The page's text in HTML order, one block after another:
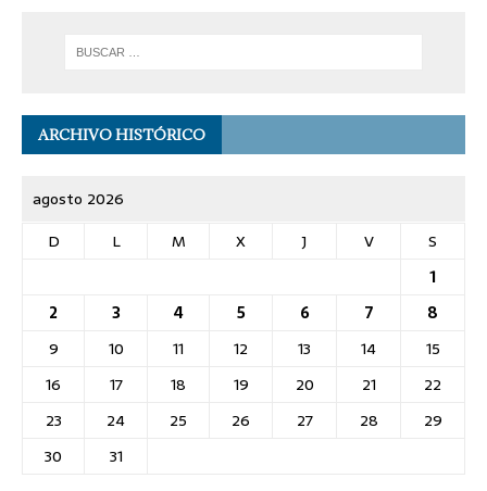
ARCHIVO HISTÓRICO
agosto 2026
D
L M X J V
S
1
2
3 4 5 6 7
8
9
10 11 12 13 14
15
16
17 18 19 20 21
22
23
24 25 26 27 28
29
30
31